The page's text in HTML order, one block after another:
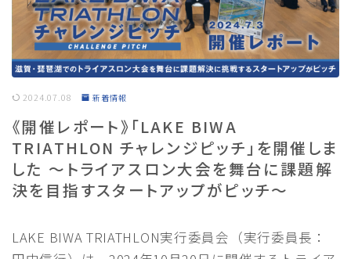
SUSTAINABLE｜サステナブルへの取り組み
エキスポ出展社のみなさまへ
NEWS 最新情報
COURSE コース紹介
RACE COURSE GUIDE
TRAFFIC REGULATION｜交通規制へのご協力のお
願い
2024.07.08 新着情報
《開催レポート》「LAKE BIWA
TRIATHLON チャレンジピッチ」を開催しま
した 〜トライアスロン大会を舞台に課題解
決を目指すスタートアップがピッチ〜
LAKE BIWA TRIATHLON実行委員会（実行委員長：